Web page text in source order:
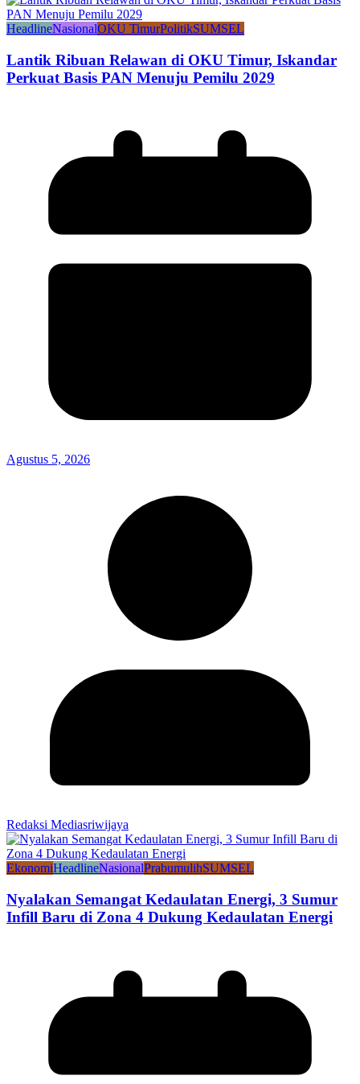
HeadlineNasionalOKU TimurPolitikSUMSEL
Lantik Ribuan Relawan di OKU Timur, Iskandar
Perkuat Basis PAN Menuju Pemilu 2029
Agustus 5, 2026
Redaksi Mediasriwijaya
EkonomiHeadlineNasionalPrabumulihSUMSEL
Nyalakan Semangat Kedaulatan Energi, 3 Sumur
Infill Baru di Zona 4 Dukung Kedaulatan Energi